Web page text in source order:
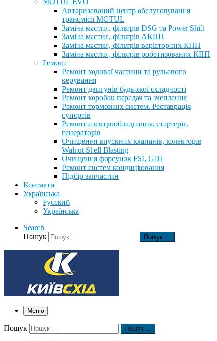
MOTUL EVO
Авторизований центр обслуговування
трансмісії MOTUL
Заміна мастил, фільтрів DSG та Power Shift
Заміна мастил, фільтрів АКПП
Заміна мастил, фільтрів варіаторних КПП
Заміна мастил, фільтрів роботизованих КПП
Ремонт
Ремонт ходової частини та рульового
керування
Ремонт двигунів будь-якої складності
Ремонт коробок передач та зчеплення
Ремонт тормозних систем. Реставрація
супортів
Ремонт електрообладнання, стартерів,
генераторів
Очищення впускних клапанів, колекторів
Walnut Shell Blasting
Очищення форсунок FSI, GDI
Ремонт систем кондиціювання
Підбір запчастин
Контакти
Українська
Русский
Українська
Search
Пошук
Пошук …
Меню
Пошук Пошук …